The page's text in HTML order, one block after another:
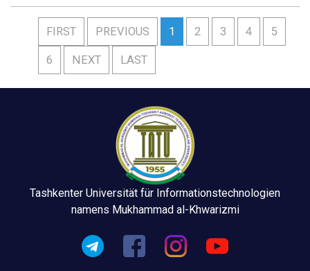
FIRST PREVIOUS 1 2 3 4 5
6 NEXT LAST
Tashkenter Universität für Informationstechnologien
namens Mukhammad al-Khwarizmi